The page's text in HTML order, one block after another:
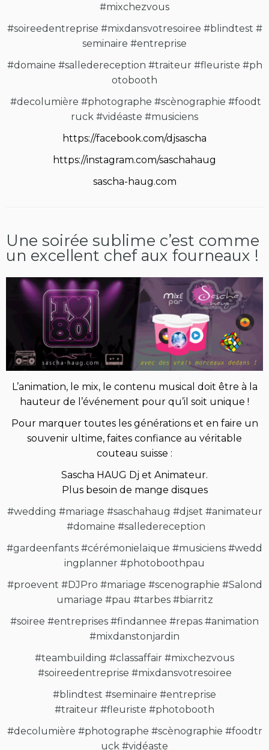
#mixchezvous
#soireedentreprise #mixdansvotresoiree #blindtest #
seminaire #entreprise
#domaine #salledereception #traiteur #fleuriste #ph
otobooth
#decolumière #photographe #scènographie #foodt
ruck #vidéaste #musiciens
https://facebook.com/djsascha
https://instagram.com/saschahaug
sascha-haug.com
Une soirée sublime c’est comme
un excellent chef aux fourneaux !
L’animation, le mix, le contenu musical doit être à la
hauteur de l’événement pour qu’il soit unique !
Pour marquer toutes les générations et en faire un
souvenir ultime, faites confiance au véritable
couteau suisse :
Sascha HAUG Dj et Animateur.
Plus besoin de mange disques
#wedding #mariage #saschahaug #djset #animateur
#domaine #salledereception
#gardeenfants #cérémonielaïque #musiciens #wedd
ingplanner #photoboothpau
#proevent #DJPro #mariage #scenographie #Salond
umariage #pau #tarbes #biarritz
#soiree #entreprises #findannee #repas #animation
#mixdanstonjardin
#teambuilding #classaffair #mixchezvous
#soireedentreprise #mixdansvotresoiree
#blindtest #seminaire #entreprise
#traiteur #fleuriste #photobooth
#decolumière #photographe #scènographie #foodtr
uck #vidéaste